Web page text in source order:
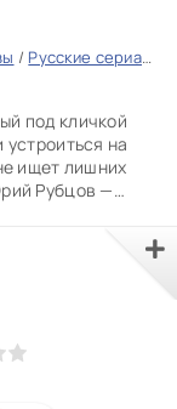
/ Русские сериалы
под кличкой
на
ищет лишних
Рубцов —